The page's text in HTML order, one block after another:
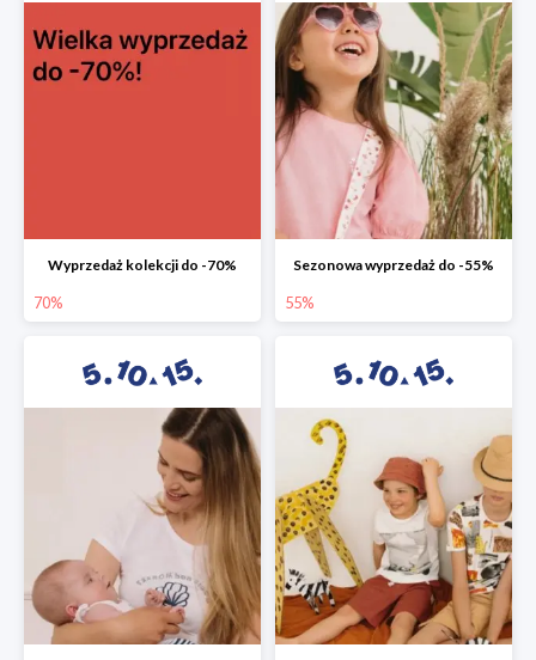
Wyprzedaż kolekcji do -70%
70%
Sezonowa wyprzedaż do -55%
55%